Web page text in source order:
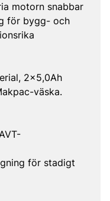
motorn snabbar
för bygg- och
2x5,0Ah
väska.
för stadigt